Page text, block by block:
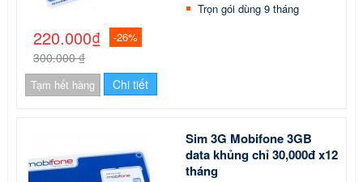
220.000₫ -26%
300.000 ₫
Trọn gói dùng 9 tháng
Tạm hết hàng Chi tiết
Sim 3G Mobifone 3GB
data khủng chỉ 30,000đ x12
tháng